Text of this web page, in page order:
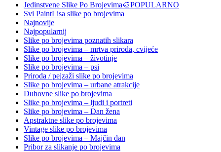
Jedinstvene Slike Po Brojevima🎨POPULARNO
Svi PaintLisa slike po brojevima
Najnovije
Najpopularnij
Slike po brojevima poznatih slikara
Slike po brojevima – mrtva priroda, cvijeće
Slike po brojevima – životinje
Slike po brojevima – psi
Priroda / pejzaži slike po brojevima
Slike po brojevima – urbane atrakcije
Duhovne slike po brojevima
Slike po brojevima – ljudi i portreti
Slike po brojevima – Dan žena
Apstraktne slike po brojevima
Vintage slike po brojevima
Slike po brojevima – Majčin dan
Pribor za slikanje po brojevima